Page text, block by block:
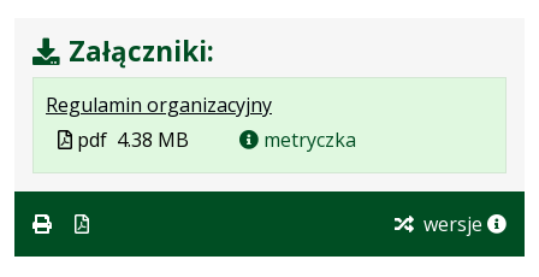
Załączniki:
Regulamin organizacyjny.
Plik
formacie:
.
Rozmiar
pliku:
4.38
.
Otwiera
w
Plik
w
formacie
pdf 4.38 MB metryczka
wersje